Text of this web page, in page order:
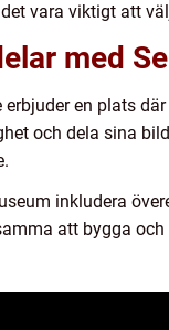
vara viktigt att
med
en plats
och dela sina
inkludera
att bygga